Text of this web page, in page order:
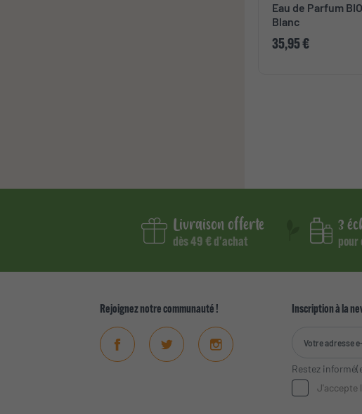
Eau de Parfum
Blanc
35,95 €
Livraison offerte
dès 49 € d’achat
3
pour
Rejoignez notre communauté !
FacebookTwitter Instagram
Inscription à la
Restez
J'accepte